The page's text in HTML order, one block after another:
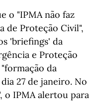
o "IPMA não faz
de Proteção Civil",
'briefings' da
e Proteção
da
27 de janeiro. No
o IPMA alertou para